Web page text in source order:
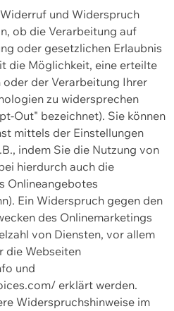
und Widerspruch
ob die Verarbeitung auf
oder gesetzlichen Erlaubnis
die Möglichkeit, eine erteilte
der Verarbeitung Ihrer
zu widersprechen
Out" bezeichnet). Sie können
mittels der Einstellungen
indem Sie die Nutzung von
hierdurch auch die
Onlineangebotes
Ein Widerspruch gegen den
des Onlinemarketings
von Diensten, vor allem
die Webseiten
und
erklärt werden.
Widerspruchshinweise im